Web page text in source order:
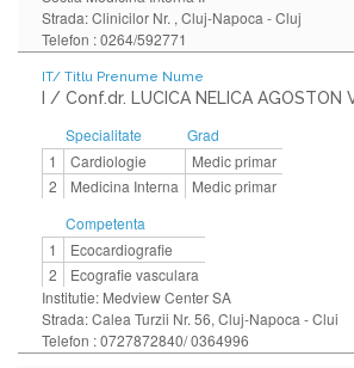
Strada: Clinicilor Nr. , Cluj-Napoca - Cluj
Telefon : 0264/592771
IT/ Titlu Prenume Nume
I / Conf.dr. LUCICA NELICA AGOSTON
Specialitate
Grad
1
Cardiologie
Medic primar
2
Medicina Interna
Medic primar
Competenta
1
Ecocardiografie
2
Ecografie vasculara
Institutie: Medview Center SA
Strada: Calea Turzii Nr. 56, Cluj-Napoca - Clui
Telefon : 0727872840/ 0364996